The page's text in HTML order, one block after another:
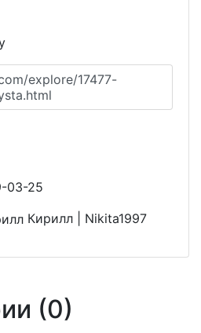
explore/17477-
03-25
Кирилл | Nikita1997
(0)